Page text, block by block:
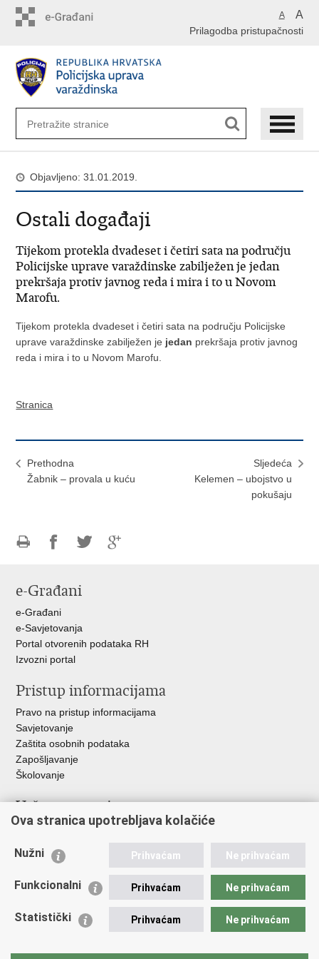
A A
Prilagodba pristupačnosti
Objavljeno: 31.01.2019.
Ostali događaji
Tijekom protekla dvadeset i četiri sata na području
Policijske uprave varaždinske zabilježen je jedan
prekršaja protiv javnog reda i mira i to u Novom
Marofu.
Tijekom protekla dvadeset i četiri sata na području Policijske
uprave varaždinske zabilježen je jedan prekršaja protiv javnog
reda i mira i to u Novom Marofu.
Stranica
Prethodna
Žabnik – provala u kuću
Sljedeća
Kelemen – ubojstvo u
pokušaju
FacebookuTwitteru
e-Građani
e-Građani
e-Savjetovanja
Portal otvorenih podataka RH
Izvozni portal
Pristup informacijama
Pravo na pristup informacijama
Savjetovanje
Zaštita osobnih podataka
Zapošljavanje
Školovanje
Važne poveznice
Ministarstvo unutarnjih poslova
Udruge
Policijska akademija
Zaklada policijske solidarnosti
Vučetić"
Ova stranica upotrebljava kolačiće
Nužni Prihvaćam Ne prihvaćam
Funkcionalni Prihvaćam Ne prihvaćam
Statistički Prihvaćam Ne prihvaćam